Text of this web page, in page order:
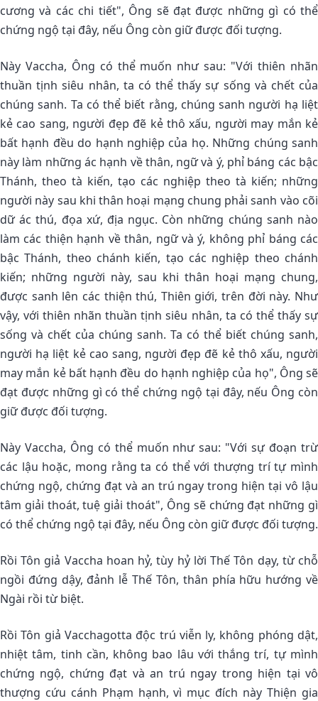
cương và các chi tiết", Ông sẽ đạt được những gì có thể
chứng ngộ tại đây, nếu Ông còn giữ được đối tượng.
Này Vaccha, Ông có thể muốn như sau: "Với thiên nhãn
thuần tịnh siêu nhân, ta có thể thấy sự sống và chết của
chúng sanh. Ta có thể biết rằng, chúng sanh người hạ liệt
kẻ cao sang, người đẹp đẽ kẻ thô xấu, người may mắn kẻ
bất hạnh đều do hạnh nghiệp của họ. Những chúng sanh
này làm những ác hạnh về thân, ngữ và ý, phỉ báng các bậc
Thánh, theo tà kiến, tạo các nghiệp theo tà kiến; những
người này sau khi thân hoại mạng chung phải sanh vào cõi
dữ ác thú, đọa xứ, địa ngục. Còn những chúng sanh nào
làm các thiện hạnh về thân, ngữ và ý, không phỉ báng các
bậc Thánh, theo chánh kiến, tạo các nghiệp theo chánh
kiến; những người này, sau khi thân hoại mạng chung,
được sanh lên các thiện thú, Thiên giới, trên đời này. Như
vậy, với thiên nhãn thuần tịnh siêu nhân, ta có thể thấy sự
sống và chết của chúng sanh. Ta có thể biết chúng sanh,
người hạ liệt kẻ cao sang, người đẹp đẽ kẻ thô xấu, người
may mắn kẻ bất hạnh đều do hạnh nghiệp của họ", Ông sẽ
đạt được những gì có thể chứng ngộ tại đây, nếu Ông còn
giữ được đối tượng.
Này Vaccha, Ông có thể muốn như sau: "Với sự đoạn trừ
các lậu hoặc, mong rằng ta có thể với thượng trí tự mình
chứng ngộ, chứng đạt và an trú ngay trong hiện tại vô lậu
tâm giải thoát, tuệ giải thoát", Ông sẽ chứng đạt những gì
có thể chứng ngộ tại đây, nếu Ông còn giữ được đối tượng.
Rồi Tôn giả Vaccha hoan hỷ, tùy hỷ lời Thế Tôn dạy, từ chỗ
ngồi đứng dậy, đảnh lễ Thế Tôn, thân phía hữu hướng về
Ngài rồi từ biệt.
Rồi Tôn giả Vacchagotta độc trú viễn ly, không phóng dật,
nhiệt tâm, tinh cần, không bao lâu với thắng trí, tự mình
chứng ngộ, chứng đạt và an trú ngay trong hiện tại vô
thượng cứu cánh Phạm hạnh, vì mục đích này Thiện gia